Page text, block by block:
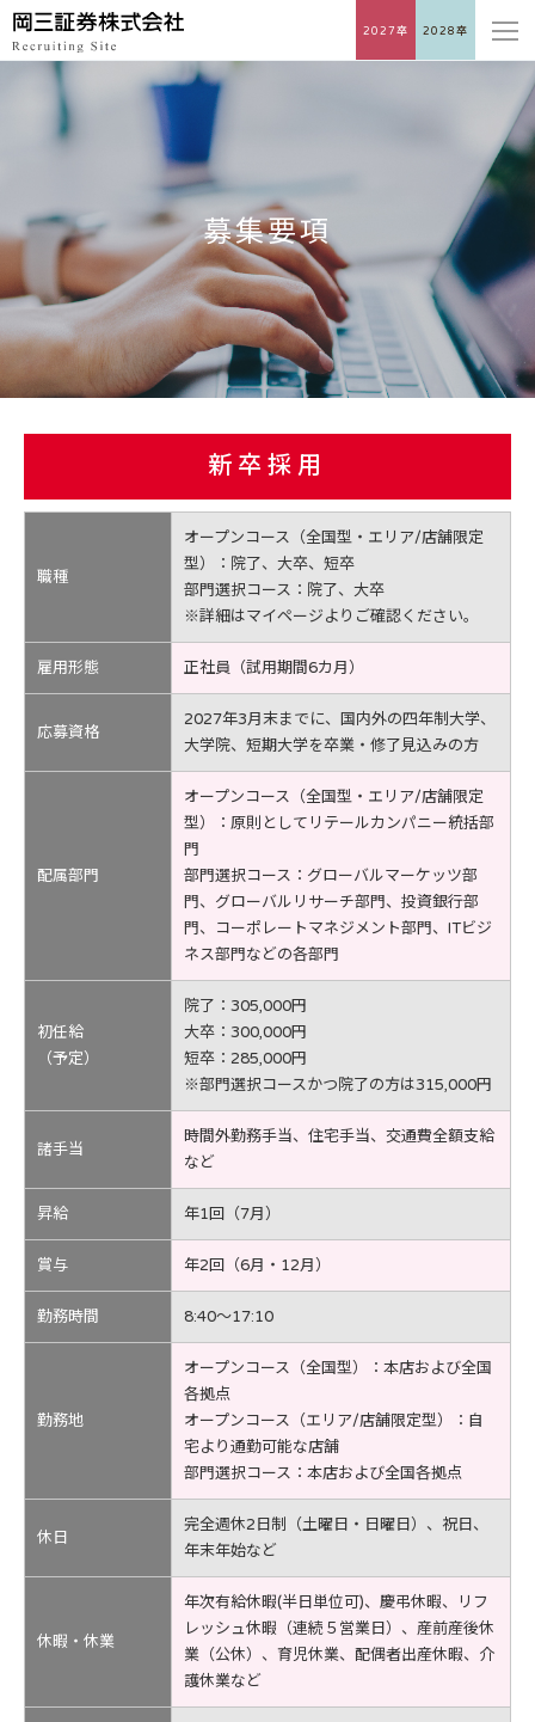
2027卒 2028卒
募集要項
新卒採用
職種
オープンコース（全国型・エリア/店舗限定
型）：院了、大卒、短卒
部門選択コース：院了、大卒
※詳細はマイページよりご確認ください。
雇用形態 正社員（試用期間6カ月）
応募資格
2027年3月末までに、国内外の四年制大学、
大学院、短期大学を卒業・修了見込みの方
配属部門
オープンコース（全国型・エリア/店舗限定
型）：原則としてリテールカンパニー統括部
門
部門選択コース：グローバルマーケッツ部
門、グローバルリサーチ部門、投資銀行部
門、コーポレートマネジメント部門、ITビジ
ネス部門などの各部門
初任給
（予定）
院了：305,000円
大卒：300,000円
短卒：285,000円
※部門選択コースかつ院了の方は315,000円
諸手当
時間外勤務手当、住宅手当、交通費全額支給
など
昇給 年1回（7月）
賞与 年2回（6月・12月）
勤務時間 8:40～17:10
勤務地
オープンコース（全国型）：本店および全国
各拠点
オープンコース（エリア/店舗限定型）：自
宅より通勤可能な店舗
部門選択コース：本店および全国各拠点
休日
完全週休2日制（土曜日・日曜日）、祝日、
年末年始など
休暇・休業
年次有給休暇(半日単位可)、慶弔休暇、リフ
レッシュ休暇（連続５営業日）、産前産後休
業（公休）、育児休業、配偶者出産休暇、介
護休業など